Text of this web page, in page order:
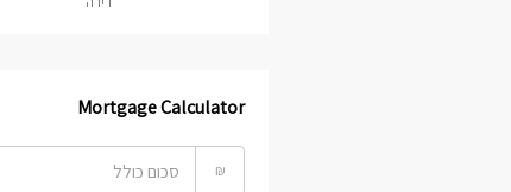
Mortgage Calculator
₪